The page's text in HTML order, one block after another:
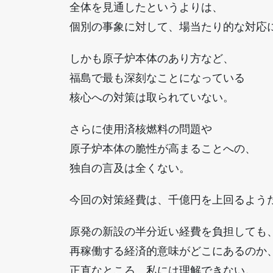
全体を見通したというよりは、
個別の事象に対して、場当たり的な対応
しかも原子炉本体のあり方など、
福島で最も深刻なことになっている
核心への対策は取られていない。
さらに使用済核燃料の問題や
原子炉本体の脆性が高まることへの、
独自の言及は全くない。
今回の対策経費は、千億円を上回るよう
原発の新設の半分近い経費を負担しても、
再稼働する経済的意味がどこにあるのか、
正直なところ、私には理解できない。